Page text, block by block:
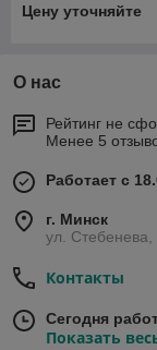
Цену уточняйте
О нас
Рейтинг не
Менее 5
Работает с
г. Минск
ул.
Контакты
Сегодня
Показать